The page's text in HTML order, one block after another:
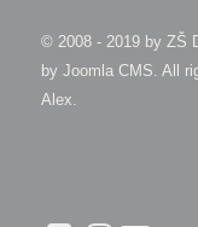
© 2008 - 2019 by ZŠ
by Joomla CMS . All
Alex